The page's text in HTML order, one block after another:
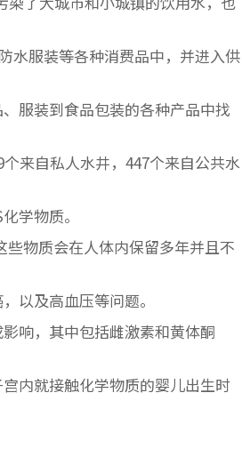
水服装等各种消费品中，并进入供
服装到食品包装的各种产品中找
来自私人水井，447个来自公共水
学物质。
些物质会在人体内保留多年并且不
以及高血压等问题。
响，其中包括雌激素和黄体酮
内就接触化学物质的婴儿出生时